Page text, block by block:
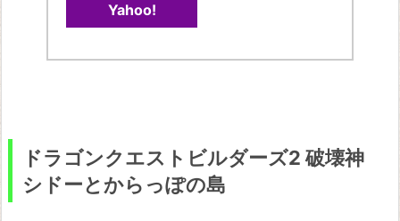
Yahoo!
ドラゴンクエストビルダーズ2 破壊神
シドーとからっぽの島